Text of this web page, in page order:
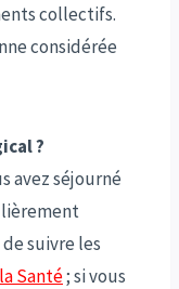
collectifs.
considérée
?
avez séjourné
suivre les
Santé; si vous